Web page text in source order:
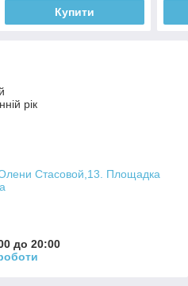
Купити
рік
Стасовой,13. Площадка
до 20:00